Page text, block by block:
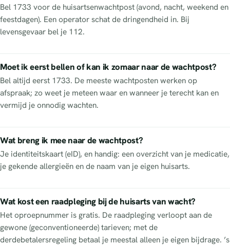
Bel 1733 voor de huisartsenwachtpost (avond, nacht, weekend en
feestdagen). Een operator schat de dringendheid in. Bij
levensgevaar bel je 112.
Moet ik eerst bellen of kan ik zomaar naar de wachtpost?
Bel altijd eerst 1733. De meeste wachtposten werken op
afspraak; zo weet je meteen waar en wanneer je terecht kan en
vermijd je onnodig wachten.
Wat breng ik mee naar de wachtpost?
Je identiteitskaart (eID), en handig: een overzicht van je medicatie,
je gekende allergieën en de naam van je eigen huisarts.
Wat kost een raadpleging bij de huisarts van wacht?
Het oproepnummer is gratis. De raadpleging verloopt aan de
gewone (geconventioneerde) tarieven; met de
derdebetalersregeling betaal je meestal alleen je eigen bijdrage. ’s